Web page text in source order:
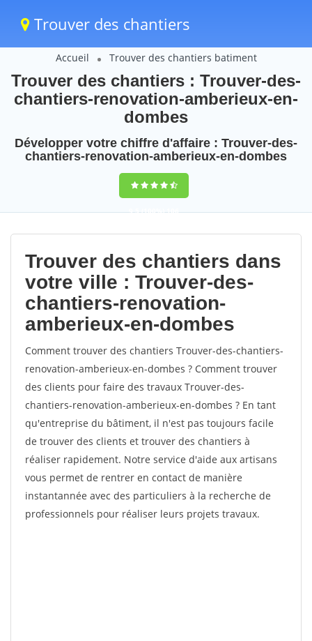
Trouver des chantiers
Accueil Trouver des chantiers batiment
Trouver des chantiers : Trouver-des-
chantiers-renovation-amberieux-en-
dombes
Développer votre chiffre d'affaire : Trouver-des-
chantiers-renovation-amberieux-en-dombes
9,5(100%)106
votes
Trouver des chantiers dans
votre ville : Trouver-des-
chantiers-renovation-
amberieux-en-dombes
Comment trouver des chantiers Trouver-des-chantiers-
renovation-amberieux-en-dombes ? Comment trouver
des clients pour faire des travaux Trouver-des-
chantiers-renovation-amberieux-en-dombes ? En tant
qu'entreprise du bâtiment, il n'est pas toujours facile
de trouver des clients et trouver des chantiers à
réaliser rapidement. Notre service d'aide aux artisans
vous permet de rentrer en contact de manière
instantannée avec des particuliers à la recherche de
professionnels pour réaliser leurs projets travaux.